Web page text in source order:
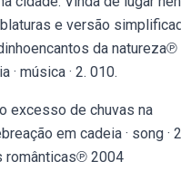
e versão
da natureza℗
música · 2. 010.
excesso de chuvas na
em cadeia · song ·
românticas℗ 2004